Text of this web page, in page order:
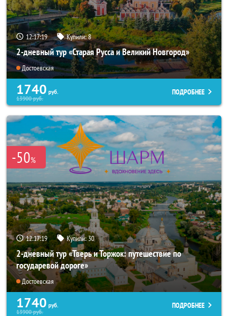
12:17:18 Купили:8
2-дневный тур «Старая Русса и Великий Новгород»
Достоевская
1740 руб.
13900руб.
ПОДРОБНЕЕ
-50%
12:17:18 Купили:30
2-дневный тур «Тверь и Торжок: путешествие по
государевой дороге»
Достоевская
1740 руб.
13900руб.
ПОДРОБНЕЕ